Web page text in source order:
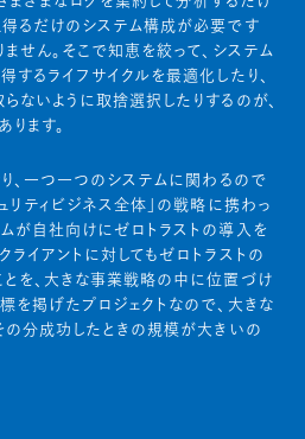
るだけのシステム構成が必要です
ません。そこで知恵を絞って、システム
するライフサイクルを最適化したり、
ないように取捨選択したりするのが、
ます。
、一つ一つのシステムに関わるので
リティビジネス全体」の戦略に携わっ
が自社向けにゼロトラストの導入を
ライアントに対してもゼロトラストの
を、大きな事業戦略の中に位置づけ
を掲げたプロジェクトなので、大きな
の分成功したときの規模が大きいの